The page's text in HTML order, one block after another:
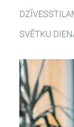
SVĒTKU